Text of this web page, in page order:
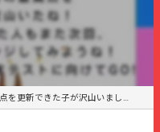
更新できた子が沢山いましたね！